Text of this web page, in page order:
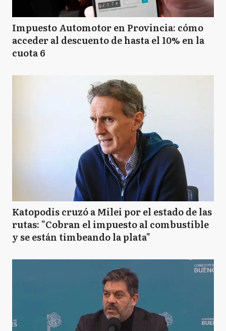
Impuesto Automotor en Provincia: cómo
acceder al descuento de hasta el 10% en la
cuota 6
Katopodis cruzó a Milei por el estado de las
rutas: "Cobran el impuesto al combustible
y se están timbeando la plata"